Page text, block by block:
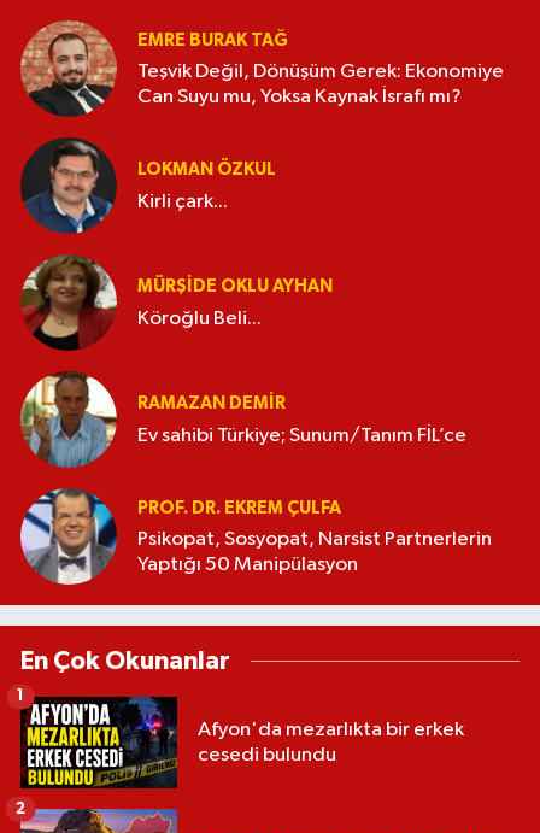
EMRE BURAK TAĞ
Teşvik Değil, Dönüşüm Gerek: Ekonomiye
Can Suyu mu, Yoksa Kaynak İsrafı mı?
LOKMAN ÖZKUL
Kirli çark...
MÜRŞIDE OKLU AYHAN
Köroğlu Beli...
RAMAZAN DEMİR
Ev sahibi Türkiye; Sunum/Tanım FİL’ce
PROF. DR. EKREM ÇULFA
Psikopat, Sosyopat, Narsist Partnerlerin
Yaptığı 50 Manipülasyon
En Çok Okunanlar
Afyon'da mezarlıkta bir erkek
cesedi bulundu
1
2